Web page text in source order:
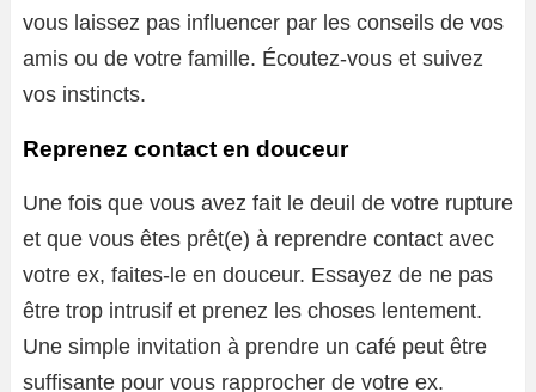
vous laissez pas influencer par les conseils de vos
amis ou de votre famille. Écoutez-vous et suivez
vos instincts.
Reprenez contact en douceur
Une fois que vous avez fait le deuil de votre rupture
et que vous êtes prêt(e) à reprendre contact avec
votre ex, faites-le en douceur. Essayez de ne pas
être trop intrusif et prenez les choses lentement.
Une simple invitation à prendre un café peut être
suffisante pour vous rapprocher de votre ex.